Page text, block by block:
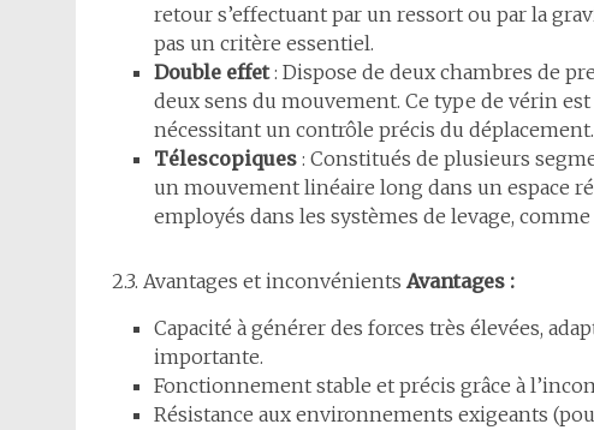
retour s’effectuant par un ressort ou par la
pas un critère essentiel.
Double effet: Dispose de deux chambres de
deux sens du mouvement. Ce type de vérin
nécessitant un contrôle précis du déplacement.
Télescopiques : Constitués de plusieurs
un mouvement linéaire long dans un espace
employés dans les systèmes de levage,
2.3. Avantages et inconvénients Avantages :
Capacité à générer des forces très élevées,
importante.
Fonctionnement stable et précis grâce à
Résistance aux environnements exigeants